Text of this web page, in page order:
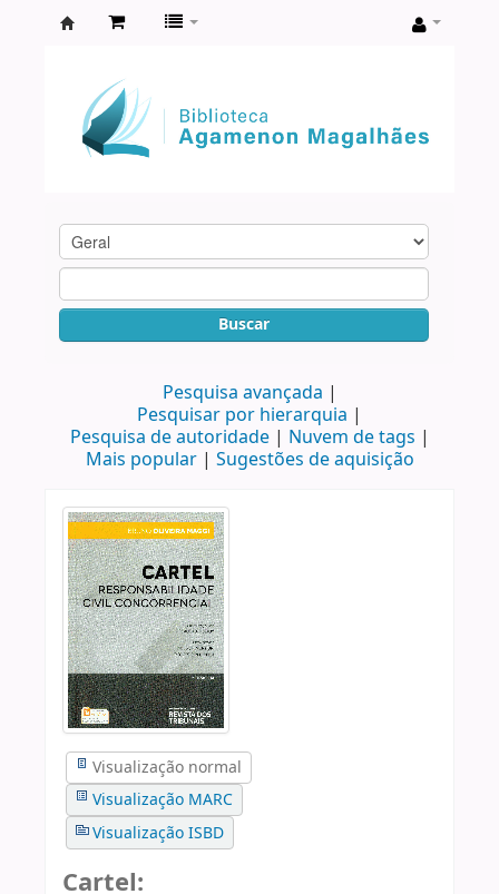
Agamenon
Magalhães
Buscar
Pesquisa avançada
Pesquisar por hierarquia
Pesquisa de autoridade
Nuvem de tags
Mais popular
Sugestões de aquisição
Visualização normal
Visualização MARC
Visualização ISBD
Cartel: